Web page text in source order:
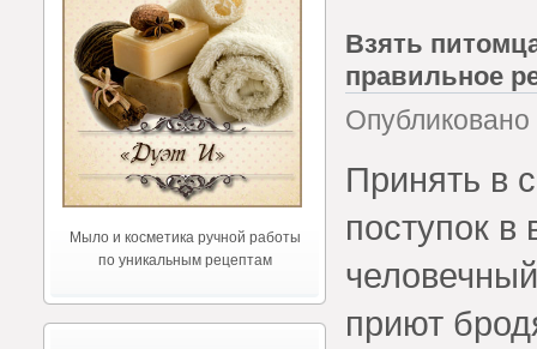
Мыло и косметика ручной работы
по уникальным рецептам
Взять
правильное
Принять в
поступок
приют